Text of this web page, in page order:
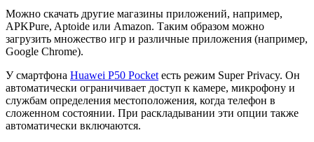
Можно скачать другие магазины приложений, например,
APKPure, Aptoide или Amazon. Таким образом можно
загрузить множество игр и различные приложения (например,
Google Chrome).
У смартфона Huawei P50 Pocket есть режим Super Privacy. Он
автоматически ограничивает доступ к камере, микрофону и
службам определения местоположения, когда телефон в
сложенном состоянии. При раскладывании эти опции также
автоматически включаются.